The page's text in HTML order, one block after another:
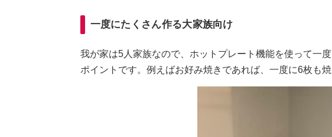
一度にたくさん作る大家族向け
我が家は5人家族なので、ホットプレート機能を使って一
ポイントです。例えばお好み焼きであれば、一度に6枚も焼